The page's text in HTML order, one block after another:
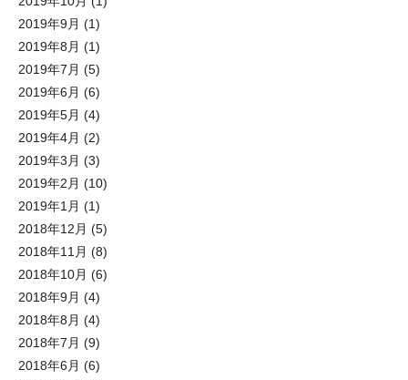
2019年9月 (1)
2019年8月 (1)
2019年7月 (5)
2019年6月 (6)
2019年5月 (4)
2019年4月 (2)
2019年3月 (3)
2019年2月 (10)
2019年1月 (1)
2018年12月 (5)
2018年11月 (8)
2018年10月 (6)
2018年9月 (4)
2018年8月 (4)
2018年7月 (9)
2018年6月 (6)